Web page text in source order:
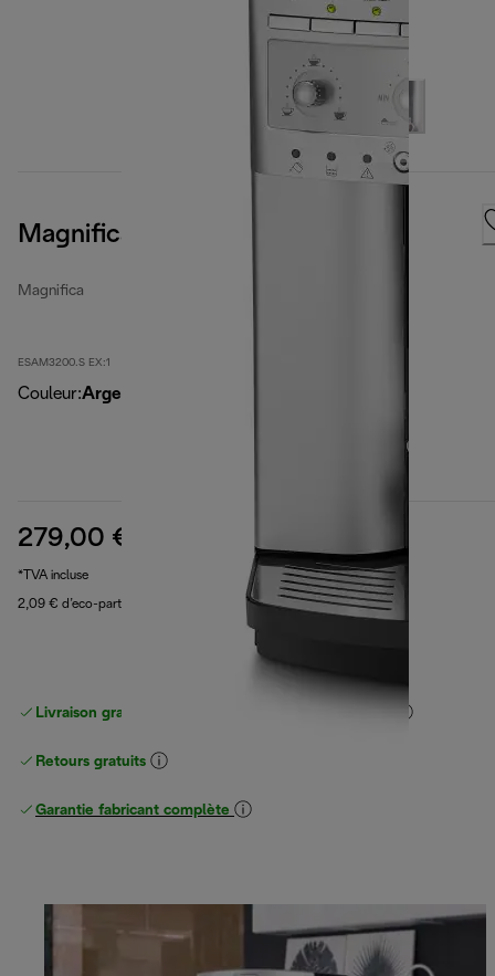
Magnifica, Silver
Magnifica
ESAM3200.S EX:1
Couleur:Argent
279,00 €
*TVA incluse
2,09 € d’eco-part
Livraison gratuite standard
Retours gratuits
Garantie fabricant complète